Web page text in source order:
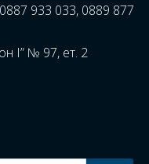
933 033, 0889 877
I” № 97, ет. 2